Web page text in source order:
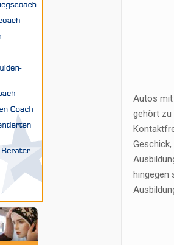
Autos mit
gehört zu
hingegen